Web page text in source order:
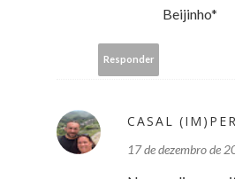
Beijinho*
Responder
CASAL
17 de dezembro de